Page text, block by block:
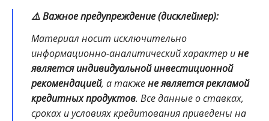
⚠️ Важное предупреждение (дисклеймер):
Материал носит исключительно
информационно-аналитический характер ине
является индивидуальной инвестиционной
рекомендацией, а такжене является рекламой
кредитных продуктов. Все данные о ставках,
сроках и условиях кредитования приведены на